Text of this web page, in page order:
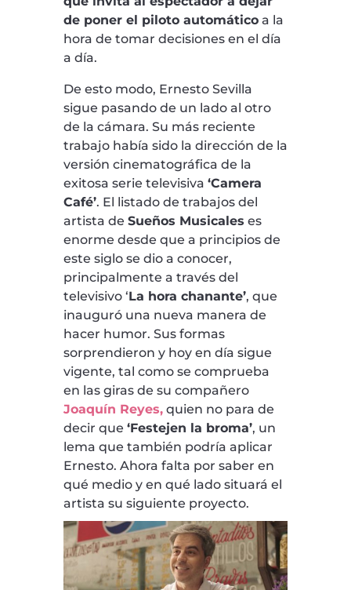
de poner el piloto automáticoa la
hora de tomar decisiones en el día
a día.
De esto modo, Ernesto Sevilla
sigue pasando de un lado al otro
de la cámara. Su más reciente
trabajo había sido la dirección de la
versión cinematográfica de la
exitosa serie televisiva ‘Camera
Café’. El listado de trabajos del
artista de Sueños Musicales es
enorme desde que a principios de
este siglo se dio a conocer,
principalmente a través del
televisivo ‘La hora chanante’, que
inauguró una nueva manera de
hacer humor. Sus formas
sorprendieron y hoy en día sigue
vigente, tal como se comprueba
en las giras de su compañero
Joaquín Reyes,quien no para de
decir que ‘Festejen la broma’, un
lema que también podría aplicar
Ernesto. Ahora falta por saber en
qué medio y en qué lado situará el
artista su siguiente proyecto.